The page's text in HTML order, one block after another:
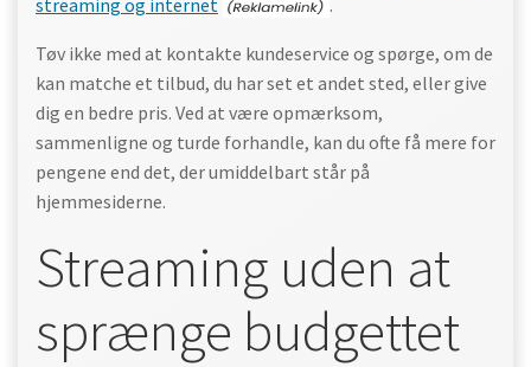
streaming og internet
.
Tøv ikke med at kontakte kundeservice og spørge, om de
kan matche et tilbud, du har set et andet sted, eller give
dig en bedre pris. Ved at være opmærksom,
sammenligne og turde forhandle, kan du ofte få mere for
pengene end det, der umiddelbart står på
hjemmesiderne.
Streaming uden at
sprænge budgettet